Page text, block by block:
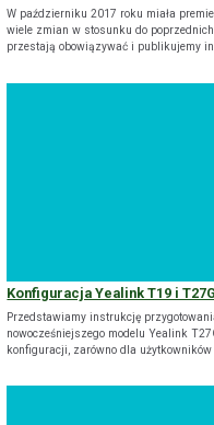
W październiku 2017 roku miała
wiele zmian w stosunku do
przestają obowiązywać i publikujemy
Konfiguracja Yealink T19 i
Przedstawiamy instrukcję
nowocześniejszego modelu Yealink
konfiguracji, zarówno dla